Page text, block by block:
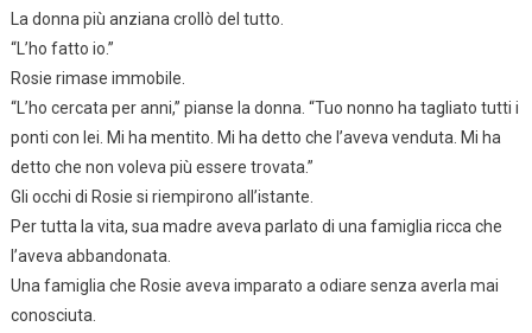
La donna più anziana crollò del tutto.
“L’ho fatto io.”
Rosie rimase immobile.
“L’ho cercata per anni,” pianse la donna. “Tuo nonno ha tagliato tutti i
ponti con lei. Mi ha mentito. Mi ha detto che l’aveva venduta. Mi ha
detto che non voleva più essere trovata.”
Gli occhi di Rosie si riempirono all’istante.
Per tutta la vita, sua madre aveva parlato di una famiglia ricca che
l’aveva abbandonata.
Una famiglia che Rosie aveva imparato a odiare senza averla mai
conosciuta.